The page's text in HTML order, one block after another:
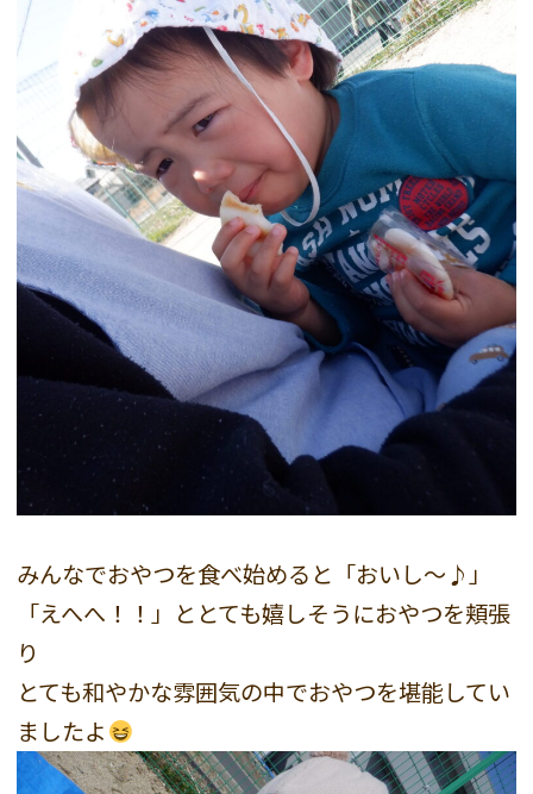
みんなでおやつを食べ始めると「おいし～♪」
「えへへ！！」ととても嬉しそうにおやつを頬張
り
とても和やかな雰囲気の中でおやつを堪能してい
ましたよ